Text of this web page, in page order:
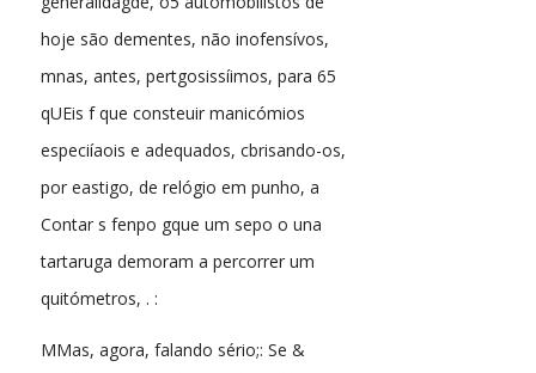
hoje são dementes, não inofensívos,
mnas, antes, pertgosissíimos, para 65
qUEis f que consteuir manicómios
especiíaois e adequados, cbrisando-os,
por eastigo, de relógio em punho, a
Contar s fenpo gque um sepo o una
tartaruga demoram a percorrer um
quitómetros, . :
MMas, agora, falando sério;: Se &